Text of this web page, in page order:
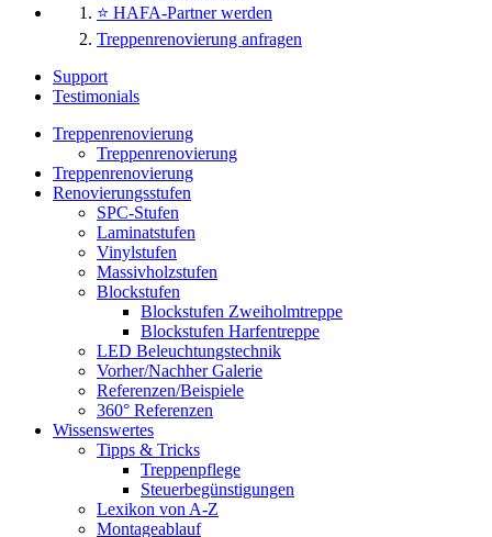
⭐ HAFA-Partner werden
Treppenrenovierung anfragen
Support
Testimonials
Treppenrenovierung
Treppenrenovierung
Treppenrenovierung
Renovierungsstufen
SPC-Stufen
Laminatstufen
Vinylstufen
Massivholzstufen
Blockstufen
Blockstufen Zweiholmtreppe
Blockstufen Harfentreppe
LED Beleuchtungstechnik
Vorher/Nachher Galerie
Referenzen/Beispiele
360° Referenzen
Wissenswertes
Tipps & Tricks
Treppenpflege
Steuerbegünstigungen
Lexikon von A-Z
Montageablauf